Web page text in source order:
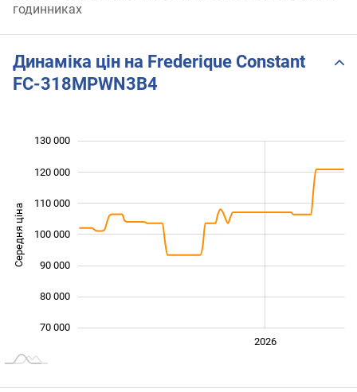
годинниках
Динаміка цін на Frederique Constant
FC-318MPWN3B4
Середня ціна 100 000
70 000
80 000
90 000
100 000
110 000
120 000
130 000
2026